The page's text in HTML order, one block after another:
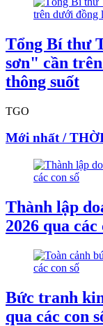
Tổng Bí thư
sơn" cần
thông suốt
TGO
Mới nhất /
Thành lập
2026 qua các
Bức tranh
qua các con